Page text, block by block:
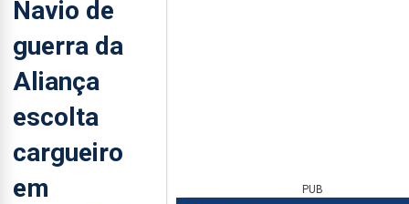
Navio de
guerra da
Aliança
escolta
cargueiro
em
PUB